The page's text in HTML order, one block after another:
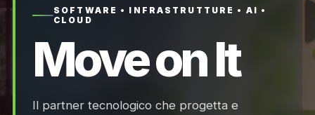
Chi Siamo
Contatti
FAQ
SOFTWARE • INFRASTRUTTURE • AI •
CLOUD
Move on It
Il partner tecnologico che progetta e